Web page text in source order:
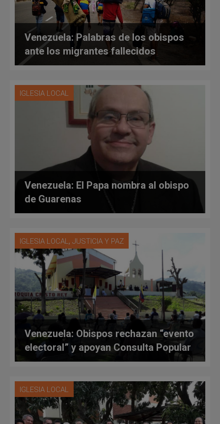
Venezuela: Palabras de los obispos
ante los migrantes fallecidos
IGLESIA LOCAL
Venezuela: El Papa nombra al obispo
de Guarenas
IGLESIA LOCAL, JUSTICIA Y PAZ
Venezuela: Obispos rechazan “evento
electoral” y apoyan Consulta Popular
IGLESIA LOCAL